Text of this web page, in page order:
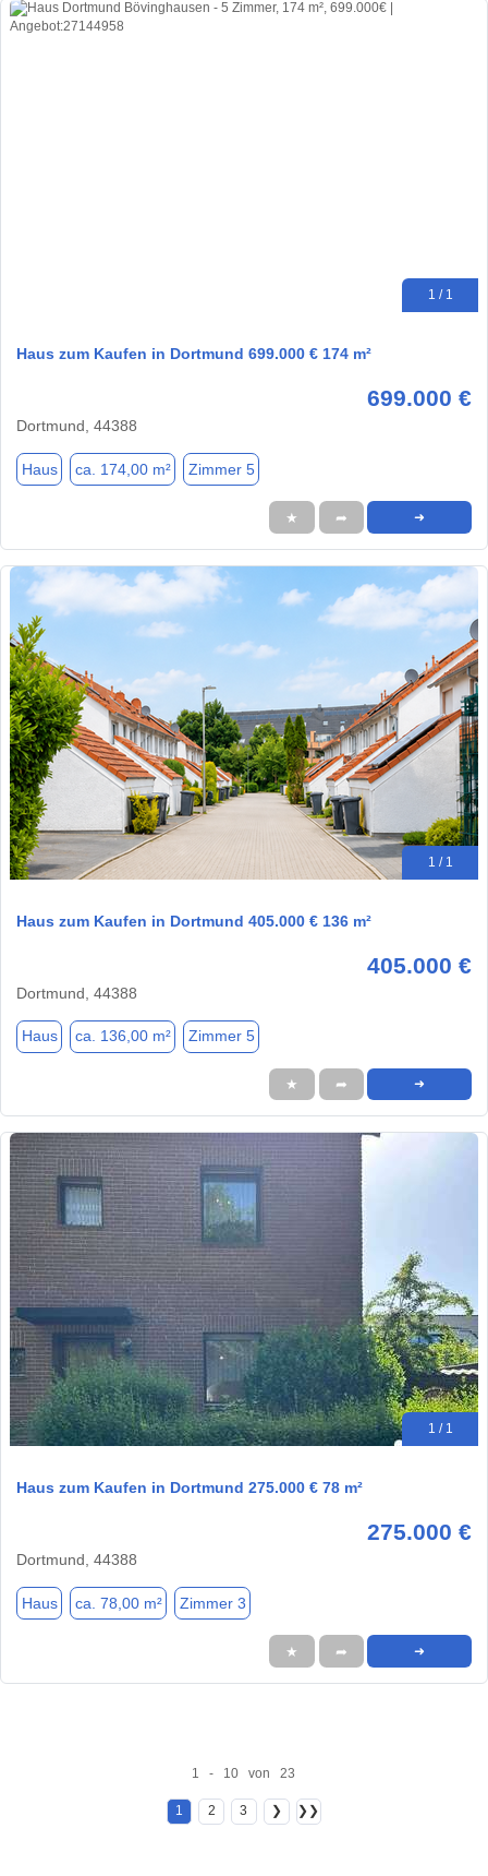
1 / 1
Haus zum Kaufen in Dortmund 699.000 € 174 m²
699.000 €
Dortmund, 44388
Haus ca. 174,00 m² Zimmer 5
★ ➦ ➜
1 / 1
Haus zum Kaufen in Dortmund 405.000 € 136 m²
405.000 €
Dortmund, 44388
Haus ca. 136,00 m² Zimmer 5
★ ➦ ➜
1 / 1
Haus zum Kaufen in Dortmund 275.000 € 78 m²
275.000 €
Dortmund, 44388
Haus ca. 78,00 m² Zimmer 3
★ ➦ ➜
1 - 10 von 23
1 2 3 ❯ ❯❯